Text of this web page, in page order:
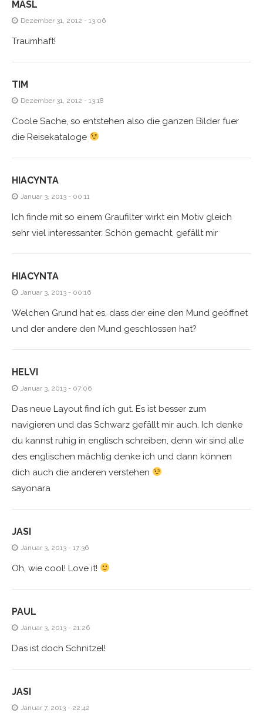
MASL
Dezember 31, 2012 - 13:06
Traumhaft!
TIM
Dezember 31, 2012 - 13:18
Coole Sache, so entstehen also die ganzen Bilder fuer
die Reisekataloge
HIACYNTA
Januar 3, 2013 - 00:11
Ich finde mit so einem Graufilter wirkt ein Motiv gleich
sehr viel interessanter. Schön gemacht, gefällt mir
HIACYNTA
Januar 3, 2013 - 00:16
Welchen Grund hat es, dass der eine den Mund geöffnet
und der andere den Mund geschlossen hat?
HELVI
Januar 3, 2013 - 07:06
Das neue Layout find ich gut. Es ist besser zum
navigieren und das Schwarz gefällt mir auch. Ich denke
du kannst ruhig in englisch schreiben, denn wir sind alle
des englischen mächtig denke ich und dann können
dich auch die anderen verstehen
sayonara
JASI
Januar 3, 2013 - 17:36
Oh, wie cool! Love it!
PAUL
Januar 3, 2013 - 21:26
Das ist doch Schnitzel!
JASI
Januar 7, 2013 - 22:42